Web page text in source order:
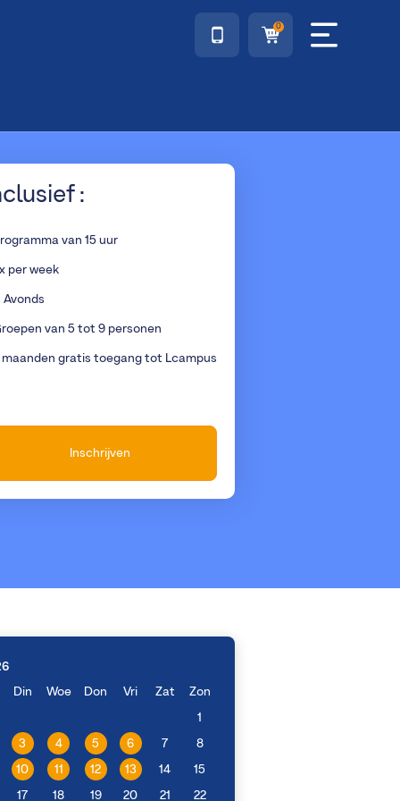
0
:
van 15 uur
per week
Avonds
van 5 tot 9 personen
maanden gratis toegang tot Lcampus
Inschrijven
Din Woe Don Vri Zat Zon
1
3 4 5 6 7 8
10 11 12 13 14 15
17 18 19 20 21 22